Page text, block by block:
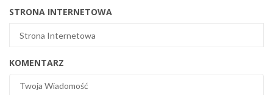
STRONA INTERNETOWA
KOMENTARZ